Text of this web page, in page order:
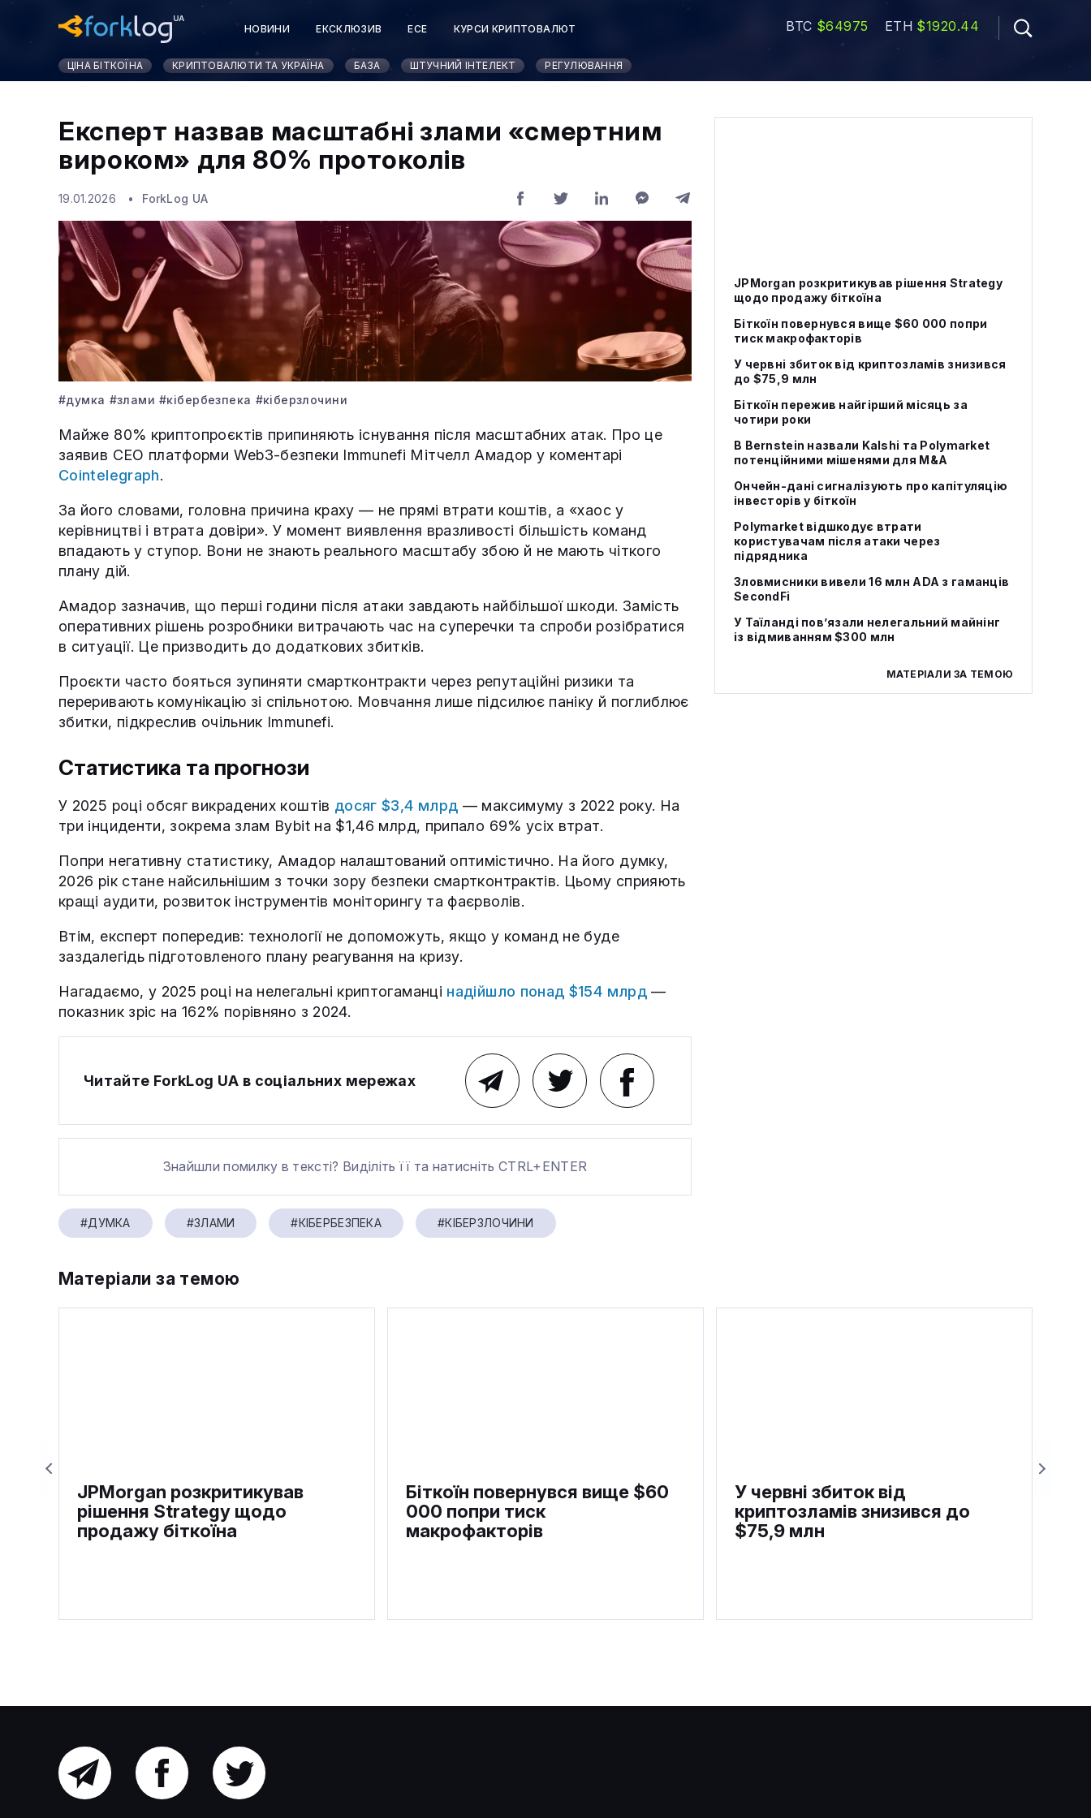
НОВИНИ ЕКСКЛЮЗИВ ЕСЕ КУРСИ КРИПТОВАЛЮТ BTC $64975 ETH $1920.44
ЦІНА БІТКОЇНА КРИПТОВАЛЮТИ ТА УКРАЇНА БАЗА ШТУЧНИЙ ІНТЕЛЕКТ РЕГУЛЮВАННЯ
JPMorgan розкритикував рішення Strategy
щодо продажу біткоїна
Біткоїн повернувся вище $60 000 попри
тиск макрофакторів
У червні збиток від криптозламів знизився
до $75,9 млн
Біткоїн пережив найгірший місяць за
чотири роки
В Bernstein назвали Kalshi та Polymarket
потенційними мішенями для M&A
Ончейн-дані сигналізують про капітуляцію
інвесторів у біткоїн
Polymarket відшкодує втрати
користувачам після атаки через
підрядника
Зловмисники вивели 16 млн ADA з гаманців
SecondFi
У Таїланді пов’язали нелегальний майнінг
із відмиванням $300 млн
МАТЕРІАЛИ ЗА ТЕМОЮ
Експерт назвав масштабні злами «смертним
вироком» для 80% протоколів
19.01.2026 ForkLog UA
#думка #злами #кібербезпека #кіберзлочини
Майже 80% криптопроєктів припиняють існування після масштабних атак. Про це
заявив CEO платформи Web3-безпеки Immunefi Мітчелл Амадор у коментарі
Cointelegraph.
За його словами, головна причина краху — не прямі втрати коштів, а «хаос у
керівництві і втрата довіри». У момент виявлення вразливості більшість команд
впадають у ступор. Вони не знають реального масштабу збою й не мають чіткого
плану дій.
Амадор зазначив, що перші години після атаки завдають найбільшої шкоди. Замість
оперативних рішень розробники витрачають час на суперечки та спроби розібратися
в ситуації. Це призводить до додаткових збитків.
Проєкти часто бояться зупиняти смартконтракти через репутаційні ризики та
переривають комунікацію зі спільнотою. Мовчання лише підсилює паніку й поглиблює
збитки, підкреслив очільник Immunefi.
Статистика та прогнози
У 2025 році обсяг викрадених коштів досяг $3,4 млрд — максимуму з 2022 року. На
три інциденти, зокрема злам Bybit на $1,46 млрд, припало 69% усіх втрат.
Попри негативну статистику, Амадор налаштований оптимістично. На його думку,
2026 рік стане найсильнішим з точки зору безпеки смартконтрактів. Цьому сприяють
кращі аудити, розвиток інструментів моніторингу та фаєрволів.
Втім, експерт попередив: технології не допоможуть, якщо у команд не буде
заздалегідь підготовленого плану реагування на кризу.
Нагадаємо, у 2025 році на нелегальні криптогаманці надійшло понад $154 млрд —
показник зріс на 162% порівняно з 2024.
Читайте ForkLog UA в соціальних мережах
Знайшли помилку в тексті? Виділіть її та натисніть CTRL+ENTER
#ДУМКА #ЗЛАМИ #КІБЕРБЕЗПЕКА #КІБЕРЗЛОЧИНИ
Матеріали за темою
JPMorgan розкритикував
рішення Strategy щодо
продажу біткоїна
Біткоїн повернувся вище $60
000 попри тиск
макрофакторів
У червні збиток від
криптозламів знизився до
$75,9 млн
Головний Facebook